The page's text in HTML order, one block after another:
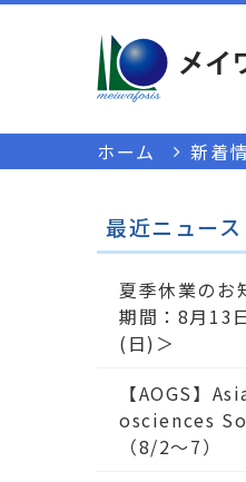
ホーム 新着
最近ニュース
夏季休業のお
期間：8月13
(日)＞
【AOGS】
osciences
（8/2～7）